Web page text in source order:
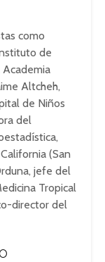
como
de
Altcheh,
de Niños
del
(San
jefe del
Tropical
director del